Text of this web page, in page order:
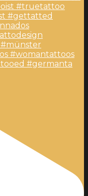
#germanta